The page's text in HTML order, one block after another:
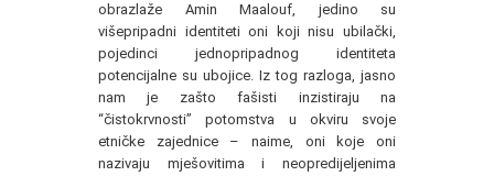
obrazlaže Amin Maalouf, jedino su
višepripadni identiteti oni koji nisu ubilački,
pojedinci jednopripadnog identiteta
potencijalne su ubojice. Iz tog razloga, jasno
nam je zašto fašisti inzistiraju na
“čistokrvnosti” potomstva u okviru svoje
etničke zajednice – naime, oni koje oni
nazivaju mješovitima i neopredijeljenima